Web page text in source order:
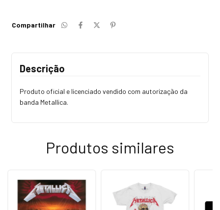
Compartilhar
Descrição
Produto oficial e licenciado vendido com autorização da
banda Metallica.
Produtos similares